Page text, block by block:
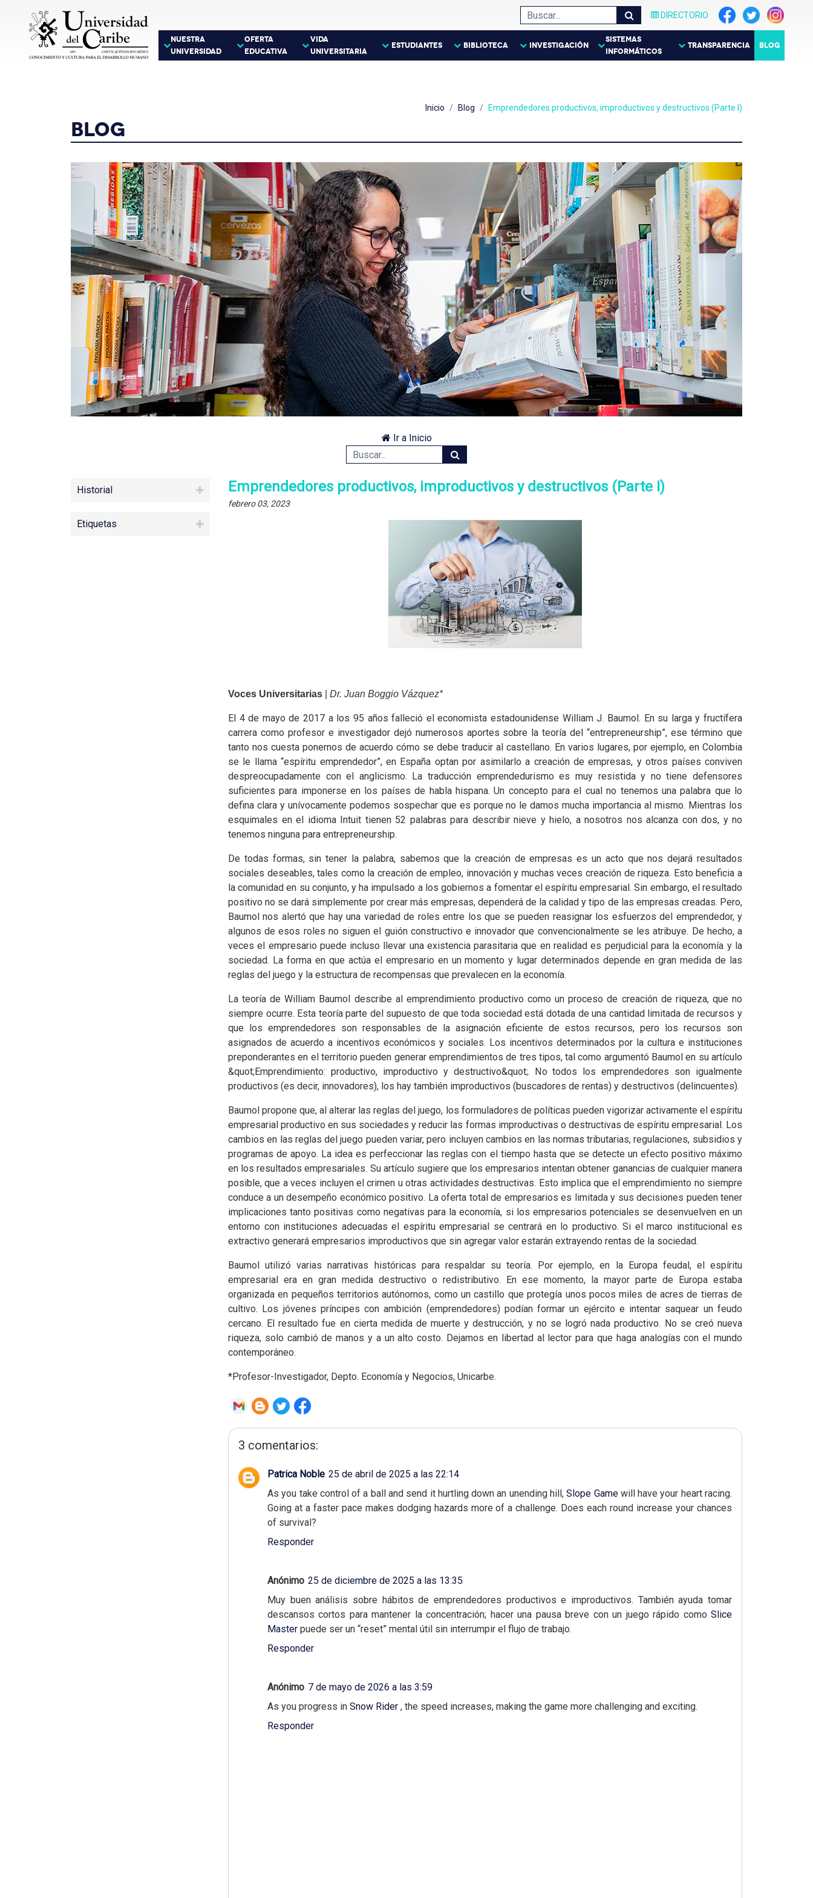
DIRECTORIO
NUESTRA
UNIVERSIDAD
OFERTA
EDUCATIVA
VIDA
UNIVERSITARIA
ESTUDIANTES BIBLIOTECA INVESTIGACIÓN
SISTEMAS
INFORMÁTICOS
TRANSPARENCIA BLOG
Inicio Blog Emprendedores productivos, improductivos y destructivos (Parte I)
BLOG
Ir a Inicio
Historial
Etiquetas
Emprendedores productivos, improductivos y destructivos (Parte I)
febrero 03, 2023
Voces Universitarias Dr. Juan Boggio Vázquez*
El 4 de mayo de 2017 a los 95 años falleció el economista estadounidense William J. Baumol. En su larga y fructífera
carrera como profesor e investigador dejó numerosos aportes sobre la teoría del “entrepreneurship”, ese término que
tanto nos cuesta ponernos de acuerdo cómo se debe traducir al castellano. En varios lugares, por ejemplo, en Colombia
se le llama “espíritu emprendedor”, en España optan por asimilarlo a creación de empresas, y otros países conviven
despreocupadamente con el anglicismo. La traducción emprendedurismo es muy resistida y no tiene defensores
suficientes para imponerse en los países de habla hispana. Un concepto para el cual no tenemos una palabra que lo
defina clara y unívocamente podemos sospechar que es porque no le damos mucha importancia al mismo. Mientras los
esquimales en el idioma Intuit tienen 52 palabras para describir nieve y hielo, a nosotros nos alcanza con dos, y no
tenemos ninguna para entrepreneurship.
De todas formas, sin tener la palabra, sabemos que la creación de empresas es un acto que nos dejará resultados
sociales deseables, tales como la creación de empleo, innovación y muchas veces creación de riqueza. Esto beneficia a
la comunidad en su conjunto, y ha impulsado a los gobiernos a fomentar el espíritu empresarial. Sin embargo, el resultado
positivo no se dará simplemente por crear más empresas, dependerá de la calidad y tipo de las empresas creadas. Pero,
Baumol nos alertó que hay una variedad de roles entre los que se pueden reasignar los esfuerzos del emprendedor, y
algunos de esos roles no siguen el guión constructivo e innovador que convencionalmente se les atribuye. De hecho, a
veces el empresario puede incluso llevar una existencia parasitaria que en realidad es perjudicial para la economía y la
sociedad. La forma en que actúa el empresario en un momento y lugar determinados depende en gran medida de las
reglas del juego y la estructura de recompensas que prevalecen en la economía.
La teoría de William Baumol describe al emprendimiento productivo como un proceso de creación de riqueza, que no
siempre ocurre. Esta teoría parte del supuesto de que toda sociedad está dotada de una cantidad limitada de recursos y
que los emprendedores son responsables de la asignación eficiente de estos recursos, pero los recursos son
asignados de acuerdo a incentivos económicos y sociales. Los incentivos determinados por la cultura e instituciones
preponderantes en el territorio pueden generar emprendimientos de tres tipos, tal como argumentó Baumol en su artículo
&quot;Emprendimiento: productivo, improductivo y destructivo&quot;. No todos los emprendedores son igualmente
productivos (es decir, innovadores), los hay también improductivos (buscadores de rentas) y destructivos (delincuentes).
Baumol propone que, al alterar las reglas del juego, los formuladores de políticas pueden vigorizar activamente el espíritu
empresarial productivo en sus sociedades y reducir las formas improductivas o destructivas de espíritu empresarial. Los
cambios en las reglas del juego pueden variar, pero incluyen cambios en las normas tributarias, regulaciones, subsidios y
programas de apoyo. La idea es perfeccionar las reglas con el tiempo hasta que se detecte un efecto positivo máximo
en los resultados empresariales. Su artículo sugiere que los empresarios intentan obtener ganancias de cualquier manera
posible, que a veces incluyen el crimen u otras actividades destructivas. Esto implica que el emprendimiento no siempre
conduce a un desempeño económico positivo. La oferta total de empresarios es limitada y sus decisiones pueden tener
implicaciones tanto positivas como negativas para la economía, si los empresarios potenciales se desenvuelven en un
entorno con instituciones adecuadas el espíritu empresarial se centrará en lo productivo. Si el marco institucional es
extractivo generará empresarios improductivos que sin agregar valor estarán extrayendo rentas de la sociedad.
Baumol utilizó varias narrativas históricas para respaldar su teoría. Por ejemplo, en la Europa feudal, el espíritu
empresarial era en gran medida destructivo o redistributivo. En ese momento, la mayor parte de Europa estaba
organizada en pequeños territorios autónomos, como un castillo que protegía unos pocos miles de acres de tierras de
cultivo. Los jóvenes príncipes con ambición (emprendedores) podían formar un ejército e intentar saquear un feudo
cercano. El resultado fue en cierta medida de muerte y destrucción, y no se logró nada productivo. No se creó nueva
riqueza, solo cambió de manos y a un alto costo. Dejamos en libertad al lector para que haga analogías con el mundo
contemporáneo.
*Profesor-Investigador, Depto. Economía y Negocios, Unicarbe.
3 comentarios:
Patrica Noble 25 de abril de 2025 a las 22:14
As you take control of a ball and send it hurtling down an unending hill,Slope Gamewill have your heart racing.
Going at a faster pace makes dodging hazards more of a challenge. Does each round increase your chances
of survival?
Responder
Anónimo 25 de diciembre de 2025 a las 13:35
Muy buen análisis sobre hábitos de emprendedores productivos e improductivos. También ayuda tomar
descansos cortos para mantener la concentración; hacer una pausa breve con un juego rápido como Slice
Master puede ser un “reset” mental útil sin interrumpir el flujo de trabajo.
Responder
Anónimo 7 de mayo de 2026 a las 3:59
As you progress in Snow Rider , the speed increases, making the game more challenging and exciting.
Responder